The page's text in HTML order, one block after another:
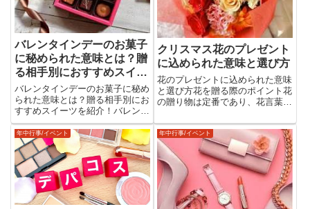
バレンタインデーのお菓子
に秘められた意味とは？贈
る相手別におすすめスイー
ツを紹介！
バレンタインデーのお菓子に秘め
られた意味とは？贈る相手別にお
すすめスイーツを紹介！バレンタ
インデーの定番といえばチョコレ
ートですが、クッキーやマカロ
ン、キャンディーなど、チョコ以
外のお菓子を贈る人も多いですよ
ね。実は、バレンタインのお菓子
に...
クリスマス花のプレゼント
に込められた意味と選び方
花のプレゼントに込められた意味
と選び方花を贈る際のポイント花
の贈り物は定番であり、花言葉や
たせることができます。気持ちを
言葉にするのが難しい方でも、適
切な花を選べば心を伝えられるの
が魅力です。ソープフラワー石
鹸...
年中行事/イベント 年中行事/イベント